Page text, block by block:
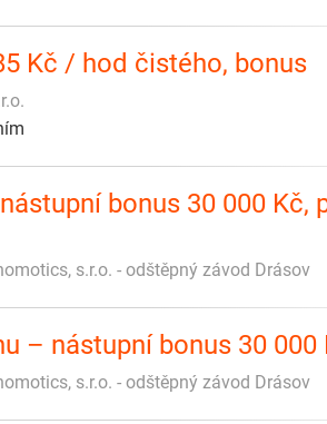
Kč / hod čistého, bonus
bonus 30 000 Kč,
s.r.o. - odštěpný závod Drásov
– nástupní bonus 30 000
s.r.o. - odštěpný závod Drásov